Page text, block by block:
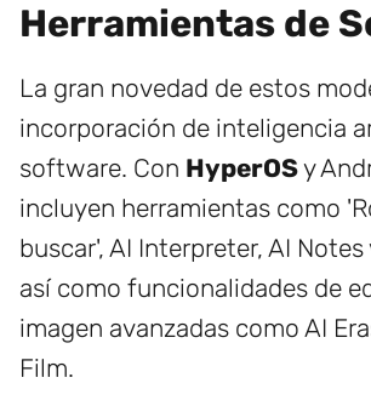
Herramientas de
La gran novedad de estos
incorporación de inteligencia
software. Con HyperOSy
incluyen herramientas como
buscar', AI Interpreter, AI Notes
así como funcionalidades de
imagen avanzadas como AI
Film.